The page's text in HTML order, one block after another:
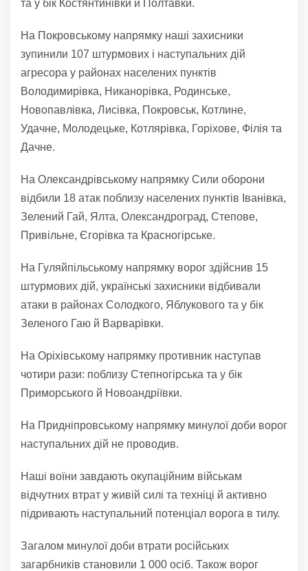
та у бік Костянтинівки й Полтавки.
На Покровському напрямку наші захисники
зупинили 107 штурмових і наступальних дій
агресора у районах населених пунктів
Володимирівка, Никанорівка, Родинське,
Новопавлівка, Лисівка, Покровськ, Котлине,
Удачне, Молодецьке, Котлярівка, Горіхове, Філія та
Дачне.
На Олександрівському напрямку Сили оборони
відбили 18 атак поблизу населених пунктів Іванівка,
Зелений Гай, Ялта, Олександроград, Степове,
Привільне, Єгорівка та Красногірське.
На Гуляйпільському напрямку ворог здійснив 15
штурмових дій, українські захисники відбивали
атаки в районах Солодкого, Яблукового та у бік
Зеленого Гаю й Варварівки.
На Оріхівському напрямку противник наступав
чотири рази: поблизу Степногірська та у бік
Приморського й Новоандріївки.
На Придніпровському напрямку минулої доби ворог
наступальних дій не проводив.
Наші воїни завдають окупаційним військам
відчутних втрат у живій силі та техніці й активно
підривають наступальний потенціал ворога в тилу.
Загалом минулої доби втрати російських
загарбників становили 1 000 осіб. Також ворог